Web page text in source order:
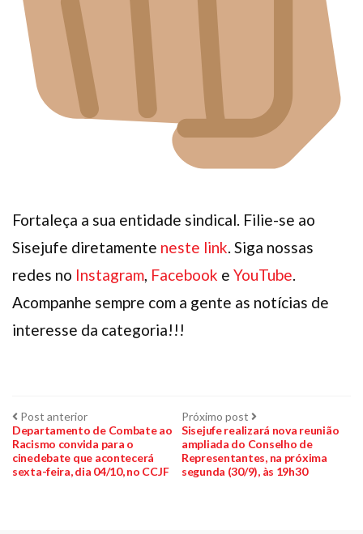
Fortaleça a sua entidade sindical. Filie-se ao
Sisejufe diretamente neste link. Siga nossas
redes no Instagram, Facebook e YouTube.
Acompanhe sempre com a gente as notícias de
interesse da categoria!!!
Navegação
de
Post
Post anteriorPost
anterior:
Departamento de Combate ao
Racismo convida para o
cinedebate que acontecerá
sexta-feira, dia 04/10, no CCJF
Próximo post Próximo
post:
Sisejufe realizará nova reunião
ampliada do Conselho de
Representantes, na próxima
segunda (30/9), às 19h30